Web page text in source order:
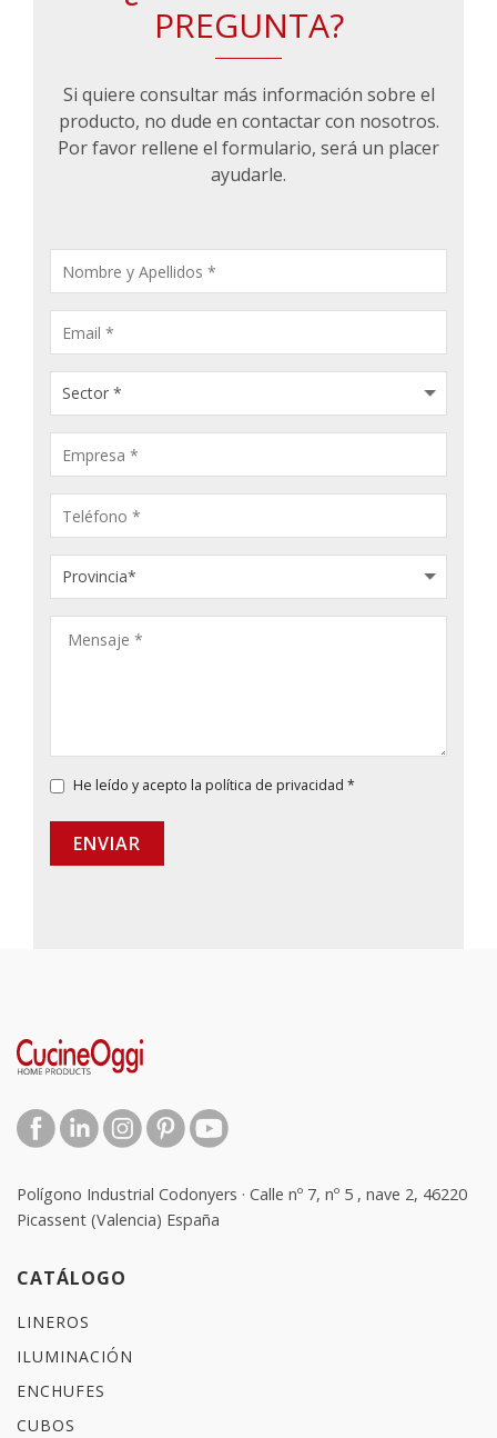
PREGUNTA?
Si quiere consultar más información sobre el
producto, no dude en contactar con nosotros.
Por favor rellene el formulario, será un placer
ayudarle.
CONSULTA
PRODUCTOS
He leído y acepto la política de privacidad *
ENVIAR
Polígono Industrial Codonyers · Calle nº 7, nº 5 , nave 2, 46220
Picassent (Valencia) España
CATÁLOGO
LINEROS
ILUMINACIÓN
ENCHUFES
CUBOS